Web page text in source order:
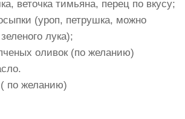
веточка тимьяна, перец по вкусу;
(уроп, петрушка, можно
лука);
оливок (по желанию)
по желанию)